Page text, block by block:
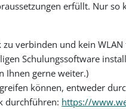
erfüllt. Nur
verbinden und kein
Schulungssoftware
Ihnen gerne weiter.)
können, entweder
durchführen: https://